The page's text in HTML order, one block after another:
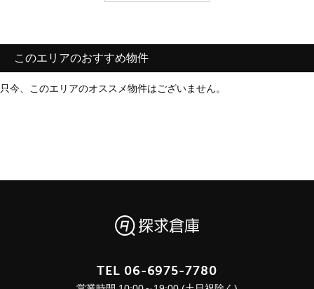
このエリアのおすすめ物件
只今、このエリアのオススメ物件はございません。
TEL 06-6975-7780